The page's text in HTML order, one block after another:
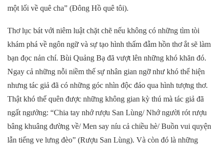
một lối về quê cha” (Đông Hồ quê tôi).
Thơ lục bát với niêm luật chặt chẽ nếu không có những tìm tòi
khám phá về ngôn ngữ và sự tạo hình thấm đẫm hồn thơ ắt sẽ làm
bạn đọc nản chí. Bùi Quảng Bạ đã vượt lên những khó khăn đó.
Ngay cả những nỗi niềm thế sự nhân gian ngỡ như khó thể hiện
nhưng tác giả đã có những góc nhìn độc đáo qua hình tượng thơ.
Thật khó thể quên được những không gian kỳ thú mà tác giả đã
ngất ngưởng: “Chia tay nhớ rượu San Lùng/ Nhớ người rót rượu
bâng khuâng đường về/ Men say níu cả chiều hè/ Buồn vui quyện
lẫn tiếng ve lưng đèo” (Rượu San Lùng). Và còn đó là những